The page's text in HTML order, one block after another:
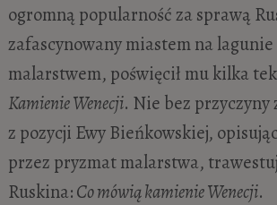
ogromną popularność za sprawą
zafascynowany miastem na lagunie
malarstwem, poświęcił mu kilka
Kamienie Wenecji. Nie bez przyczyny
z pozycji Ewy Bieńkowskiej,
przez pryzmat malarstwa,
Ruskina:Co mówią kamienie Wenecji.